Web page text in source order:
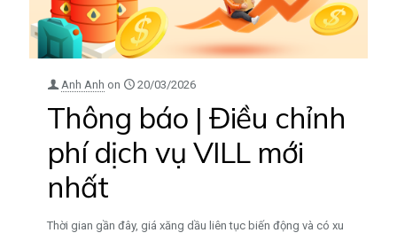
Anh Anh on 20/03/2026
Thông báo | Điều chỉnh
phí dịch vụ VILL mới
nhất
Thời gian gần đây, giá xăng dầu liên tục biến động và có xu